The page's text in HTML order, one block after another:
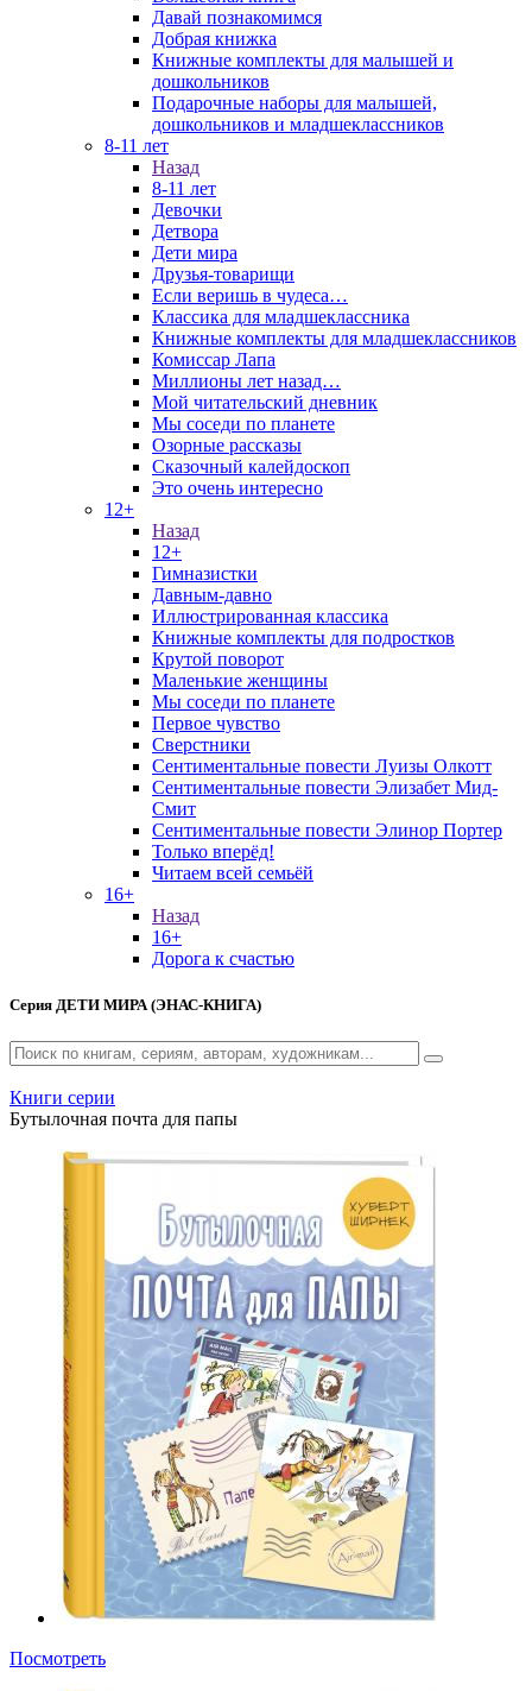
Давай познакомимся
Добрая книжка
Книжные комплекты для малышей и
дошкольников
Подарочные наборы для малышей,
дошкольников и младшеклассников
8-11 лет
Назад
8-11 лет
Девочки
Детвора
Дети мира
Друзья-товарищи
Если веришь в чудеса…
Классика для младшеклассника
Книжные комплекты для младшеклассников
Комиссар Лапа
Миллионы лет назад…
Мой читательский дневник
Мы соседи по планете
Озорные рассказы
Сказочный калейдоскоп
Это очень интересно
12+
Назад
12+
Гимназистки
Давным-давно
Иллюстрированная классика
Книжные комплекты для подростков
Крутой поворот
Маленькие женщины
Мы соседи по планете
Первое чувство
Сверстники
Сентиментальные повести Луизы Олкотт
Сентиментальные повести Элизабет Мид-
Смит
Сентиментальные повести Элинор Портер
Только вперёд!
Читаем всей семьёй
16+
Назад
16+
Дорога к счастью
Серия ДЕТИ МИРА (ЭНАС-КНИГА)
Книги серии
Бутылочная почта для папы
Посмотреть